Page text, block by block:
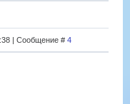
| Сообщение # 4